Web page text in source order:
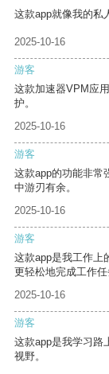
这款app就像我的私
2025-10-16
游客
这款加速器VPM应
护。
2025-10-16
游客
这款app的功能非常
中游刃有余。
2025-10-16
游客
这款app是我工作上
更轻松地完成工作任
2025-10-16
游客
这款app是我学习路
视野。